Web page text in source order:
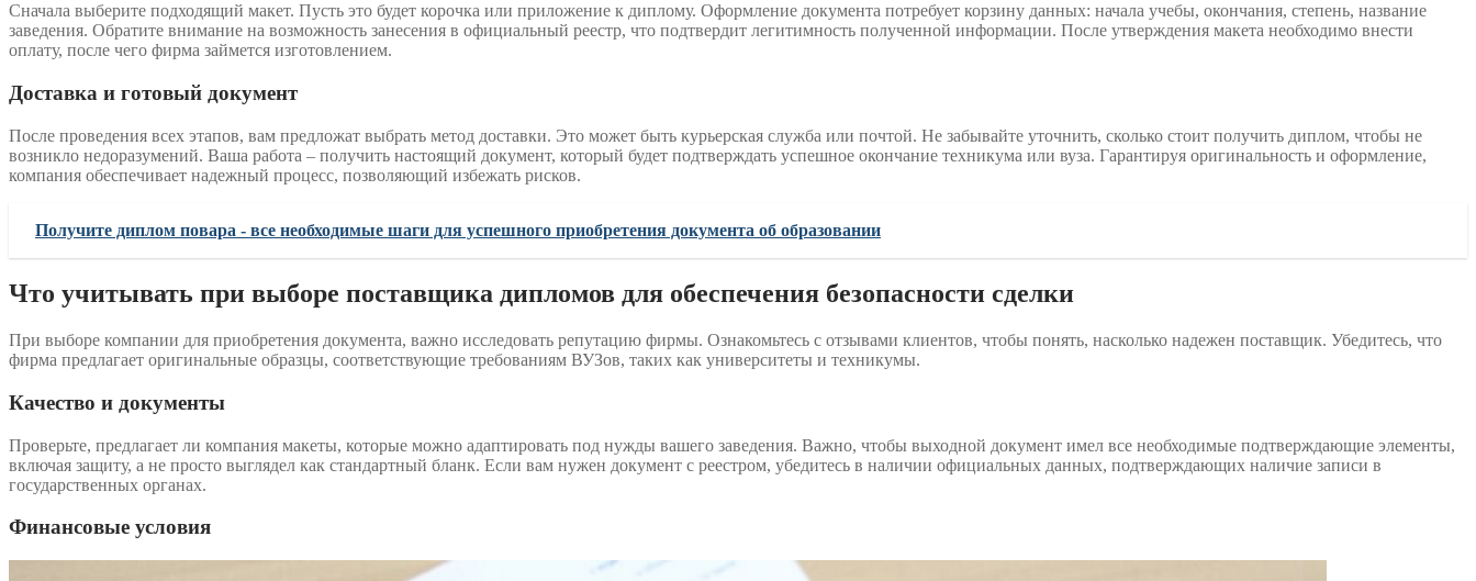
Сначала выберите подходящий макет. Пусть это будет корочка или приложение к диплому. Оформление документа потребует корзину данных: начала учебы, окончания, степень, название
заведения. Обратите внимание на возможность занесения в официальный реестр, что подтвердит легитимность полученной информации. После утверждения макета необходимо внести
оплату, после чего фирма займется изготовлением.
Доставка и готовый документ
После проведения всех этапов, вам предложат выбрать метод доставки. Это может быть курьерская служба или почтой. Не забывайте уточнить, сколько стоит получить диплом, чтобы не
возникло недоразумений. Ваша работа – получить настоящий документ, который будет подтверждать успешное окончание техникума или вуза. Гарантируя оригинальность и оформление,
компания обеспечивает надежный процесс, позволяющий избежать рисков.
Получите диплом повара - все необходимые шаги для успешного приобретения документа об образовании
Что учитывать при выборе поставщика дипломов для обеспечения безопасности сделки
При выборе компании для приобретения документа, важно исследовать репутацию фирмы. Ознакомьтесь с отзывами клиентов, чтобы понять, насколько надежен поставщик. Убедитесь, что
фирма предлагает оригинальные образцы, соответствующие требованиям ВУЗов, таких как университеты и техникумы.
Качество и документы
Проверьте, предлагает ли компания макеты, которые можно адаптировать под нужды вашего заведения. Важно, чтобы выходной документ имел все необходимые подтверждающие элементы,
включая защиту, а не просто выглядел как стандартный бланк. Если вам нужен документ с реестром, убедитесь в наличии официальных данных, подтверждающих наличие записи в
государственных органах.
Финансовые условия